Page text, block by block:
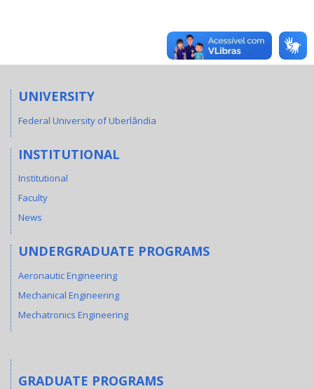
UNIVERSITY
Federal University of Uberlândia
INSTITUTIONAL
Institutional
Faculty
News
UNDERGRADUATE PROGRAMS
Aeronautic Engineering
Mechanical Engineering
Mechatronics Engineering
GRADUATE PROGRAMS